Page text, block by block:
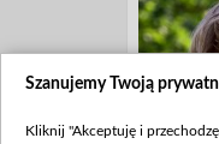
Szanujemy Twoją
Kliknij "Akceptuję i